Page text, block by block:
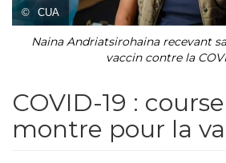
© CUA
Naina Andriatsirohaina recevant
vaccin contre la
COVID-19 :
montre pour la